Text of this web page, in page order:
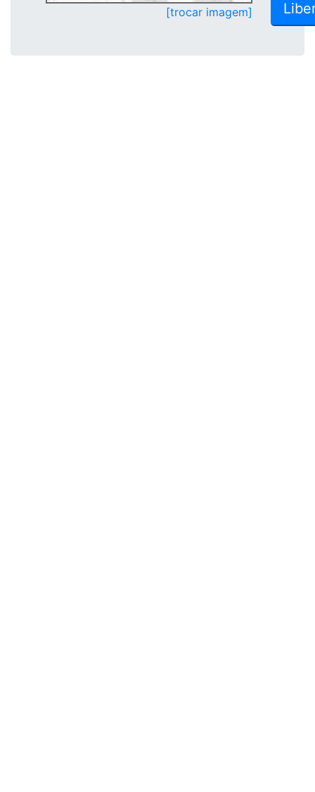
[trocar imagem]